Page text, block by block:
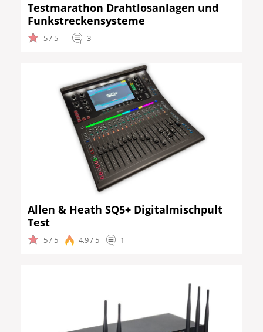
Testmarathon Drahtlosanlagen und
Funkstreckensysteme
5 / 5 3
Allen & Heath SQ5+ Digitalmischpult
Test
5 / 5 4,9 / 5 1